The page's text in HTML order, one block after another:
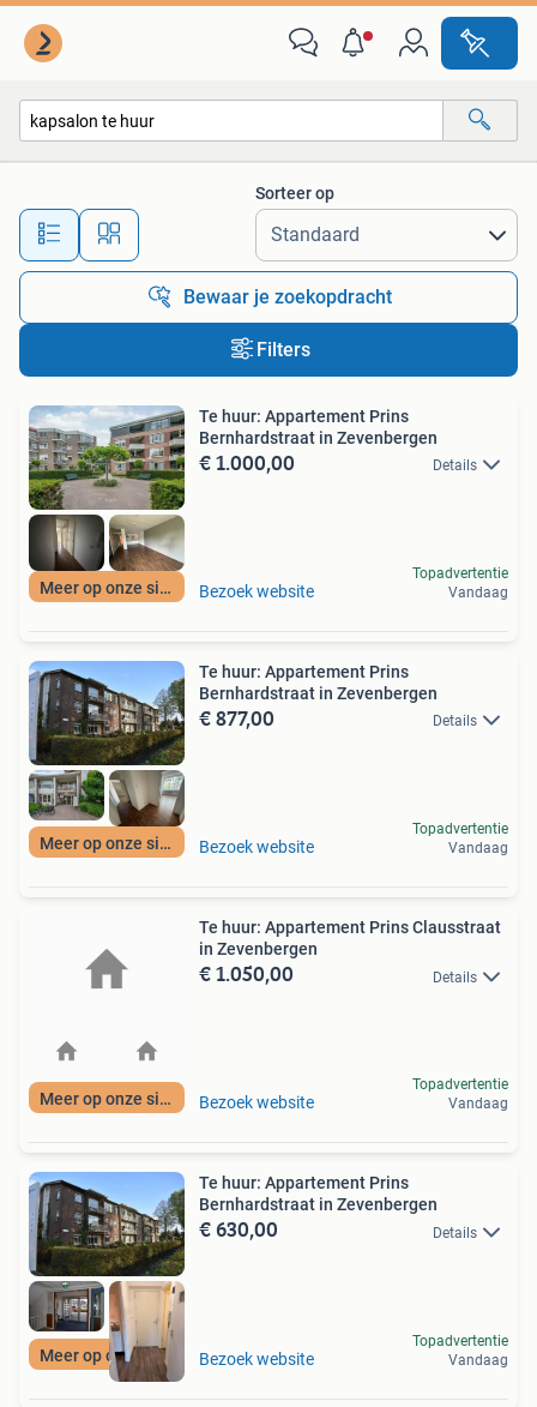
Alle afstanden…
Sorteer op
Bewaar je zoekopdracht
Filters
Meer op onze site
Te huur: Appartement Prins
Bernhardstraat in Zevenbergen
€ 1.000,00 Details
Bezoek website
Topadvertentie
Vandaag
Meer op onze site
Te huur: Appartement Prins
Bernhardstraat in Zevenbergen
€ 877,00 Details
Bezoek website
Topadvertentie
Vandaag
Meer op onze site
Te huur: Appartement Prins Clausstraat
in Zevenbergen
€ 1.050,00 Details
Bezoek website
Topadvertentie
Vandaag
Meer op onze site
Te huur: Appartement Prins
Bernhardstraat in Zevenbergen
€ 630,00 Details
Bezoek website
Topadvertentie
Vandaag